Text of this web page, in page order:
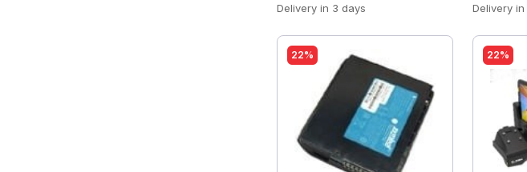
Delivery in 3 days Delivery
22% 22%